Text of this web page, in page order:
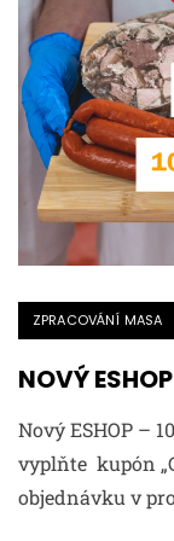
ZPRACOVÁNÍ MASA
NOVÝ
Nový ESHOP –
vyplňte kupón
objednávku v